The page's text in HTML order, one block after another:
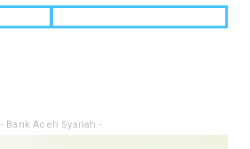
- Bank Aceh Syariah -